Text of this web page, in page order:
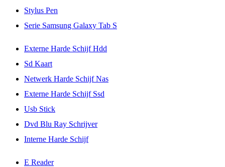
Stylus Pen
Serie Samsung Galaxy Tab S
Externe Harde Schijf Hdd
Sd Kaart
Netwerk Harde Schijf Nas
Externe Harde Schijf Ssd
Usb Stick
Dvd Blu Ray Schrijver
Interne Harde Schijf
E Reader